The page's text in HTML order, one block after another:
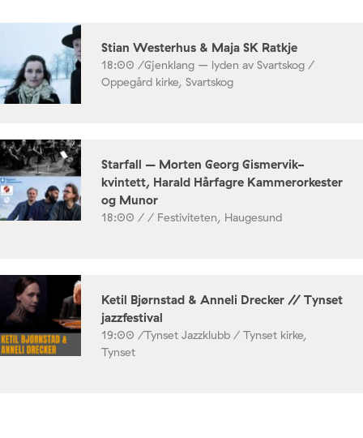
Stian Westerhus & Maja SK Ratkje
18:00 /Gjenklang – lyden av Svartskog /
Oppegård kirke, Svartskog
Starfall – Morten Georg Gismervik-
kvintett, Harald Hårfagre Kammerorkester
og Munor
18:00 / / Festiviteten, Haugesund
Ketil Bjørnstad & Anneli Drecker // Tynset
jazzfestival
19:00 /Tynset Jazzklubb / Tynset kirke,
Tynset